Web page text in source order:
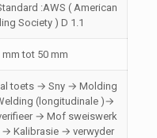
:AWS ( American
Society ) D 1.1
mm tot 50 mm
toets → Sny → Molding
(longitudinale )→
→ Mof sweiswerk
Kalibrasie → verwyder